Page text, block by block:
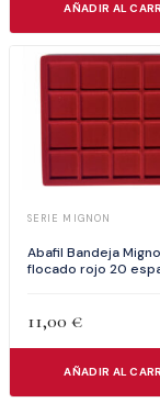
AÑADIR AL
SERIE MIGNON
Abafil Bandeja
flocado rojo 20
11,00 €
AÑADIR AL